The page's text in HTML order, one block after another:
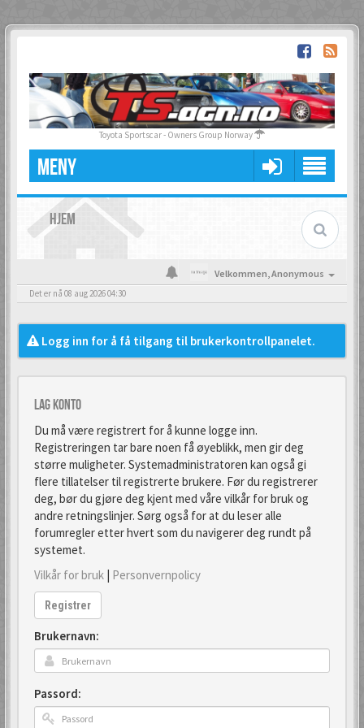
Toyota Sportscar - Owners Group Norway
MENY
HJEM
Velkommen,Anonymous
Det er nå 08 aug 2026 04:30
Logg inn for å få tilgang til brukerkontrollpanelet.
Lag konto
Du må være registrert for å kunne logge inn.
Registreringen tar bare noen få øyeblikk, men gir deg
større muligheter. Systemadministratoren kan også gi
flere tillatelser til registrerte brukere. Før du registrerer
deg, bør du gjøre deg kjent med våre vilkår for bruk og
andre retningslinjer. Sørg også for at du leser alle
forumregler etter hvert som du navigerer deg rundt på
systemet.
Vilkår for bruk | Personvernpolicy
Registrer
Brukernavn:
Passord: